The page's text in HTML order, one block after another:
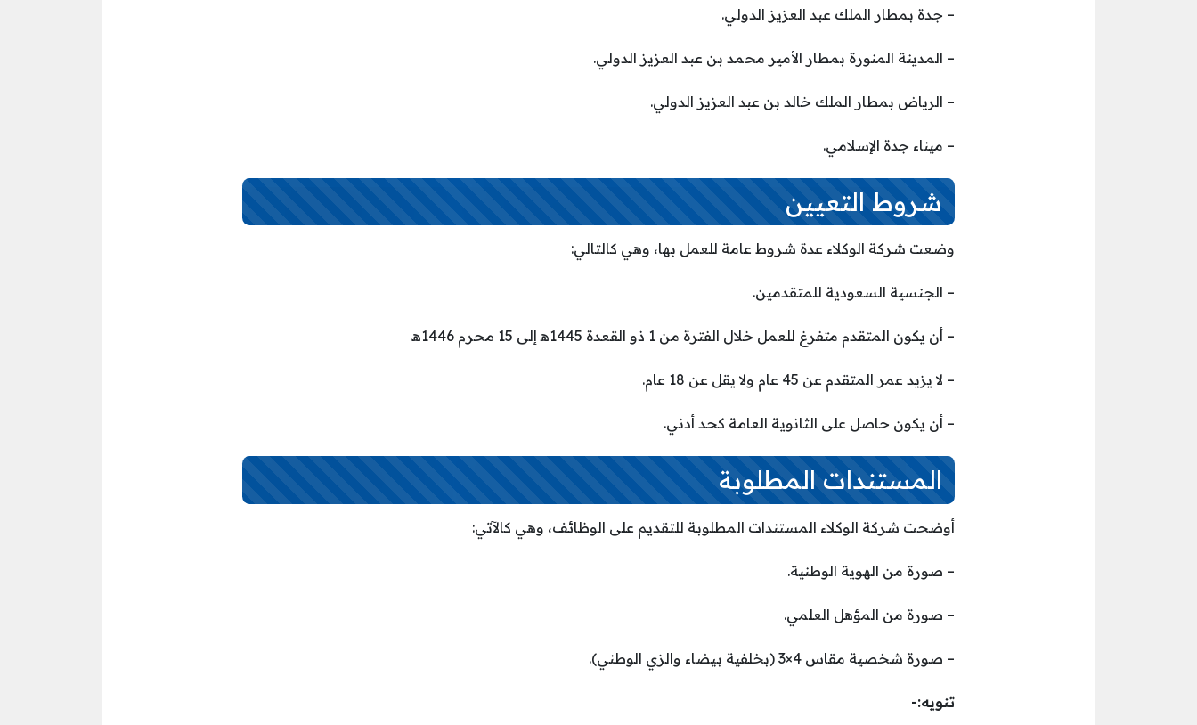
– جدة بمطار الملك عبد العزيز الدولي.
– المدينة المنورة بمطار الأمير محمد بن عبد العزيز الدولي.
– الرياض بمطار الملك خالد بن عبد العزيز الدولي.
– ميناء جدة الإسلامي.
شروط التعيين
وضعت شركة الوكلاء عدة شروط عامة للعمل بها، وهي كالتالي:
– الجنسية السعودية للمتقدمين.
– أن يكون المتقدم متفرغ للعمل خلال الفترة من 1 ذو القعدة 1445ه‍ إلى 15 محرم 1446ه‍.
– لا يزيد عمر المتقدم عن 45 عام ولا يقل عن 18 عام.
– أن يكون حاصل على الثانوية العامة كحد أدني.
المستندات المطلوبة
أوضحت شركة الوكلاء المستندات المطلوبة للتقديم على الوظائف، وهي كالآتي:
– صورة من الهوية الوطنية.
– صورة من المؤهل العلمي.
– صورة شخصية مقاس 4×3 (بخلفية بيضاء والزي الوطني).
تنويه:-